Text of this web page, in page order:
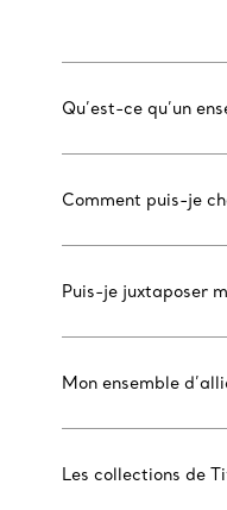
Qu’est-ce qu’un
Comment puis-je
Puis-je juxtaposer
Mon ensemble
Les collections de